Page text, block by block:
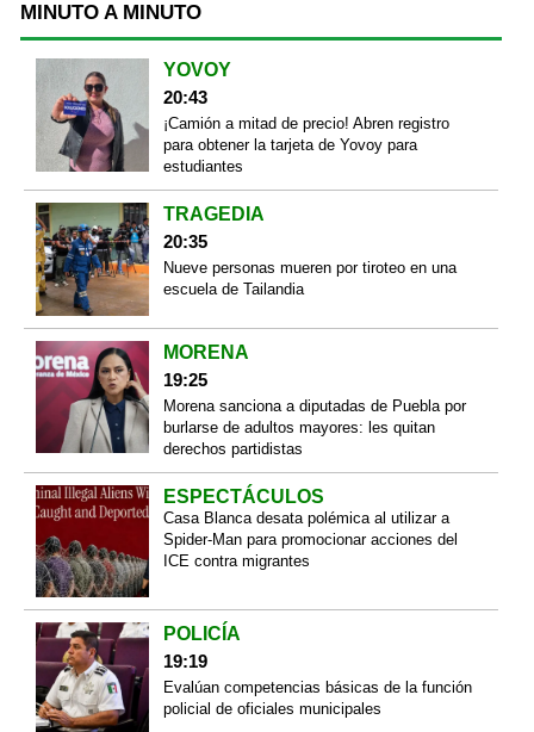
MINUTO A MINUTO
YOVOY
20:43
¡Camión a mitad de precio! Abren registro
para obtener la tarjeta de Yovoy para
estudiantes
TRAGEDIA
20:35
Nueve personas mueren por tiroteo en una
escuela de Tailandia
MORENA
19:25
Morena sanciona a diputadas de Puebla por
burlarse de adultos mayores: les quitan
derechos partidistas
ESPECTÁCULOS
Casa Blanca desata polémica al utilizar a
Spider-Man para promocionar acciones del
ICE contra migrantes
POLICÍA
19:19
Evalúan competencias básicas de la función
policial de oficiales municipales